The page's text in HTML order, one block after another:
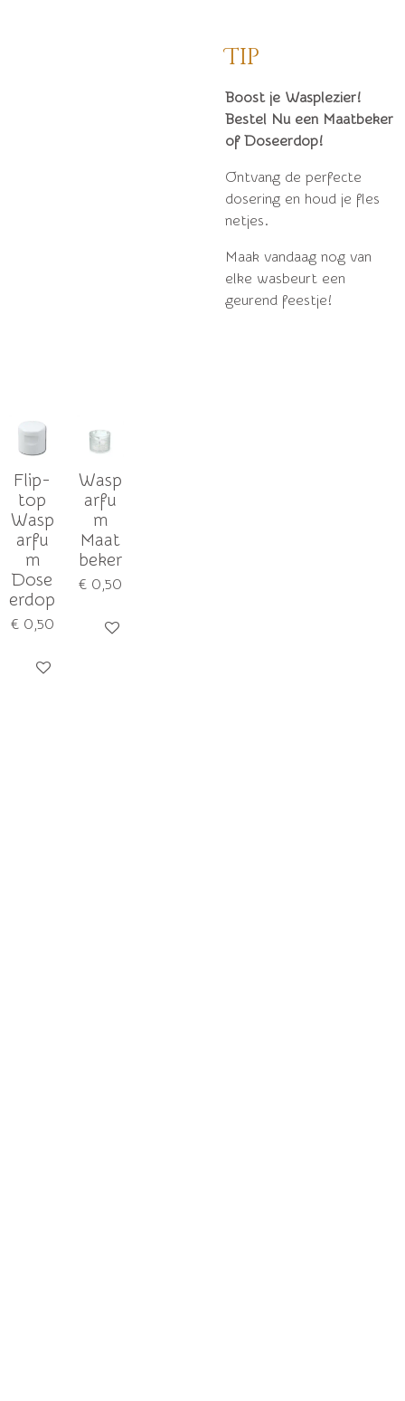
Tip
Boost je Wasplezier!
Bestel Nu een Maatbeker
of Doseerdop!
Ontvang de perfecte
dosering en houd je fles
netjes.
Maak vandaag nog van
elke wasbeurt een
geurend feestje!
Flip-
top
Wasp
arfu
m
Dose
erdop
€ 0,50
In winkelwagen
Wasp
arfu
m
Maat
beker
€ 0,50
In winkelwagen